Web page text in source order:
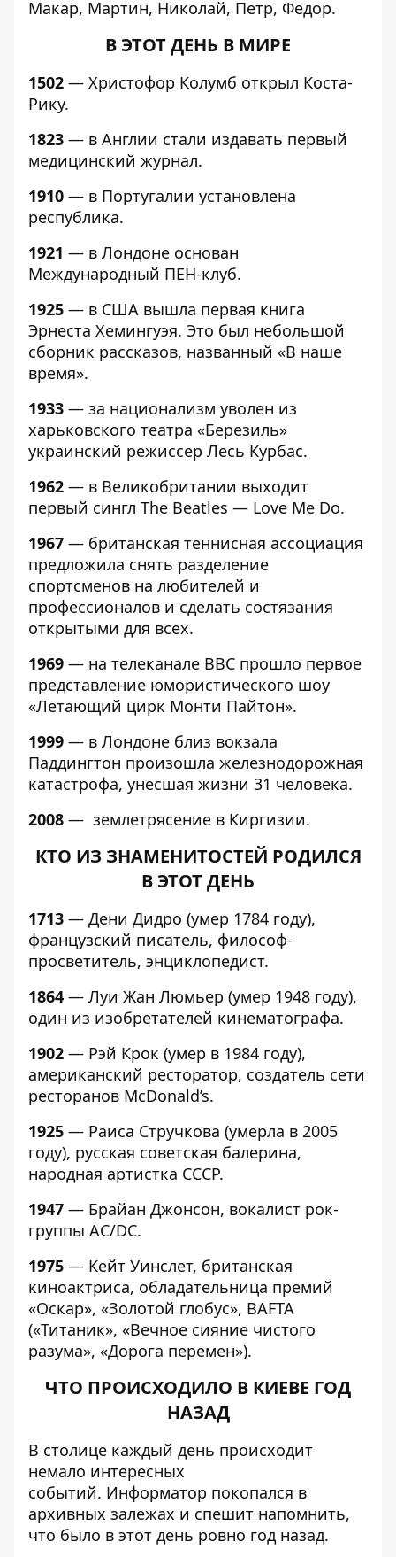
Макар, Мартин, Николай, Петр, Федор.
В ЭТОТ ДЕНЬ В МИРЕ
1502 — Христофор Колумб открыл Коста-
Рику.
1823 — в Англии стали издавать первый
медицинский журнал.
1910 — в Португалии установлена
республика.
1921 — в Лондоне основан
Международный ПЕН-клуб.
1925 — в США вышла первая книга
Эрнеста Хемингуэя. Это был небольшой
сборник рассказов, названный «В наше
время».
1933 — за национализм уволен из
харьковского театра «Березиль»
украинский режиссер Лесь Курбас.
1962 — в Великобритании выходит
первый сингл The Beatles — Love Me Do.
1967 — британская теннисная ассоциация
предложила снять разделение
спортсменов на любителей и
профессионалов и сделать состязания
открытыми для всех.
1969 — на телеканале BBC прошло первое
представление юмористического шоу
«Летающий цирк Монти Пайтон».
1999 — в Лондоне близ вокзала
Паддингтон произошла железнодорожная
катастрофа, унесшая жизни 31 человека.
2008 — землетрясение в Киргизии.
КТО ИЗ ЗНАМЕНИТОСТЕЙ РОДИЛСЯ
В ЭТОТ ДЕНЬ
1713 — Дени Дидро (умер 1784 году),
французский писатель, философ-
просветитель, энциклопедист.
1864 — Луи Жан Люмьер (умер 1948 году),
один из изобретателей кинематографа.
1902 — Рэй Крок (умер в 1984 году),
американский ресторатор, создатель сети
ресторанов McDonald’s.
1925 — Раиса Стручкова (умерла в 2005
году), русская советская балерина,
народная артистка СССР.
1947 — Брайан Джонсон, вокалист рок-
группы AC/DC.
1975 — Кейт Уинслет, британская
киноактриса, обладательница премий
«Оскар», «Золотой глобус», BAFTA
(«Титаник», «Вечное сияние чистого
разума», «Дорога перемен»).
ЧТО ПРОИСХОДИЛО В КИЕВЕ ГОД
НАЗАД
В столице каждый день происходит
немало интересных
событий. Информатор покопался в
архивных залежах и спешит напомнить,
что было в этот день ровно год назад.